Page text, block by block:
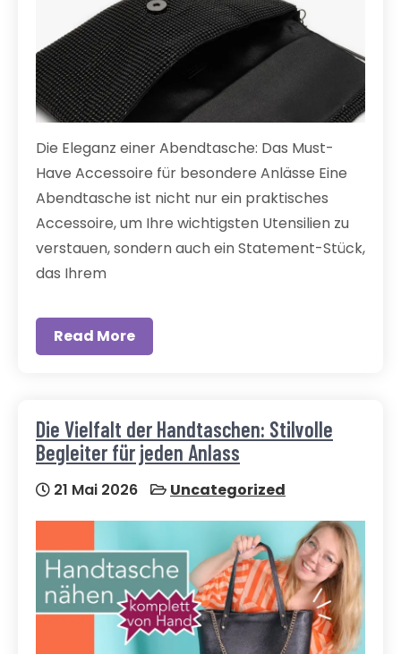
Die Eleganz einer Abendtasche: Das Must-
Have Accessoire für besondere Anlässe Eine
Abendtasche ist nicht nur ein praktisches
Accessoire, um Ihre wichtigsten Utensilien zu
verstauen, sondern auch ein Statement-Stück,
das Ihrem
Read More
Die Vielfalt der Handtaschen: Stilvolle
Begleiter für jeden Anlass
21 Mai 2026 Uncategorized